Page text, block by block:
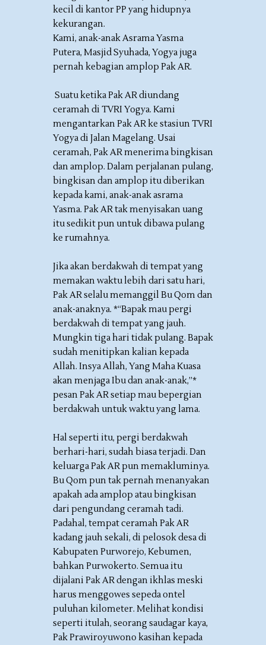
kecil di kantor PP yang hidupnya
kekurangan.
Kami, anak-anak Asrama Yasma
Putera, Masjid Syuhada, Yogya juga
pernah kebagian amplop Pak AR.
Suatu ketika Pak AR diundang
ceramah di TVRI Yogya. Kami
mengantarkan Pak AR ke stasiun TVRI
Yogya di Jalan Magelang. Usai
ceramah, Pak AR menerima bingkisan
dan amplop. Dalam perjalanan pulang,
bingkisan dan amplop itu diberikan
kepada kami, anak-anak asrama
Yasma. Pak AR tak menyisakan uang
itu sedikit pun untuk dibawa pulang
ke rumahnya.
Jika akan berdakwah di tempat yang
memakan waktu lebih dari satu hari,
Pak AR selalu memanggil Bu Qom dan
anak-anaknya. *“Bapak mau pergi
berdakwah di tempat yang jauh.
Mungkin tiga hari tidak pulang. Bapak
sudah menitipkan kalian kepada
Allah. Insya Allah, Yang Maha Kuasa
akan menjaga Ibu dan anak-anak,”*
pesan Pak AR setiap mau bepergian
berdakwah untuk waktu yang lama.
Hal seperti itu, pergi berdakwah
berhari-hari, sudah biasa terjadi. Dan
keluarga Pak AR pun memakluminya.
Bu Qom pun tak pernah menanyakan
apakah ada amplop atau bingkisan
dari pengundang ceramah tadi.
Padahal, tempat ceramah Pak AR
kadang jauh sekali, di pelosok desa di
Kabupaten Purworejo, Kebumen,
bahkan Purwokerto. Semua itu
dijalani Pak AR dengan ikhlas meski
harus menggowes sepeda ontel
puluhan kilometer. Melihat kondisi
seperti itulah, seorang saudagar kaya,
Pak Prawiroyuwono kasihan kepada